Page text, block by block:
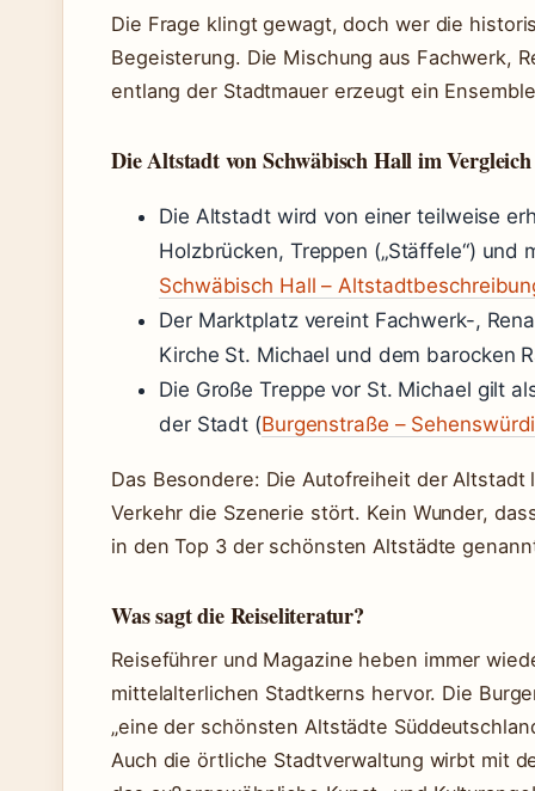
Die Frage klingt gewagt, doch wer die
Begeisterung. Die Mischung aus Fachwerk,
entlang der Stadtmauer erzeugt ein
Die Altstadt von Schwäbisch Hall im Vergleich
Die Altstadt wird von einer teilweise
Holzbrücken, Treppen („Stäffele“)
Schwäbisch Hall –
Der Marktplatz vereint Fachwerk-,
Kirche St. Michael und dem barocken
Die Große Treppe vor St. Michael gilt
der Stadt (Burgenstraße –
Das Besondere: Die Autofreiheit der Altstadt
Verkehr die Szenerie stört. Kein Wunder,
in den Top 3 der schönsten Altstädte
Was sagt die Reiseliteratur?
Reiseführer und Magazine heben immer
mittelalterlichen Stadtkerns hervor. Die
„eine der schönsten Altstädte
Auch die örtliche Stadtverwaltung wirbt mit